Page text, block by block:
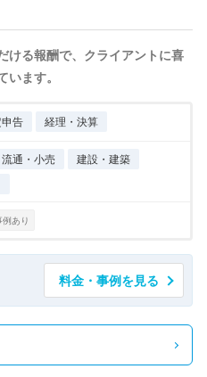
ける報酬で、クライアントに喜
ます。
告 経理・決算
流通・小売
建設・建築
あり
料金・事例を見る